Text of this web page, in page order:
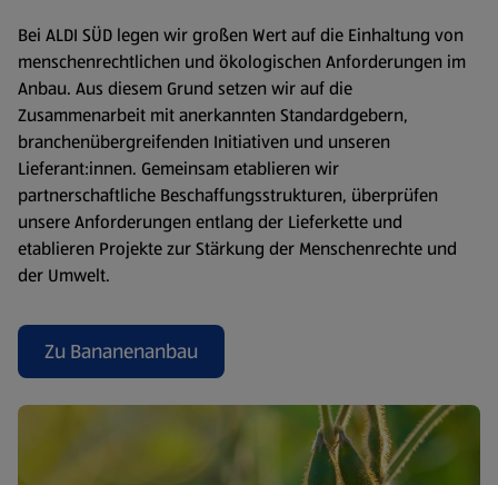
Bei ALDI SÜD legen wir großen Wert auf die Einhaltung von
menschenrechtlichen und ökologischen Anforderungen im
Anbau. Aus diesem Grund setzen wir auf die
Zusammenarbeit mit anerkannten Standardgebern,
branchenübergreifenden Initiativen und unseren
Lieferant:innen. Gemeinsam etablieren wir
partnerschaftliche Beschaffungsstrukturen, überprüfen
unsere Anforderungen entlang der Lieferkette und
etablieren Projekte zur Stärkung der Menschenrechte und
der Umwelt.
Zu Bananenanbau